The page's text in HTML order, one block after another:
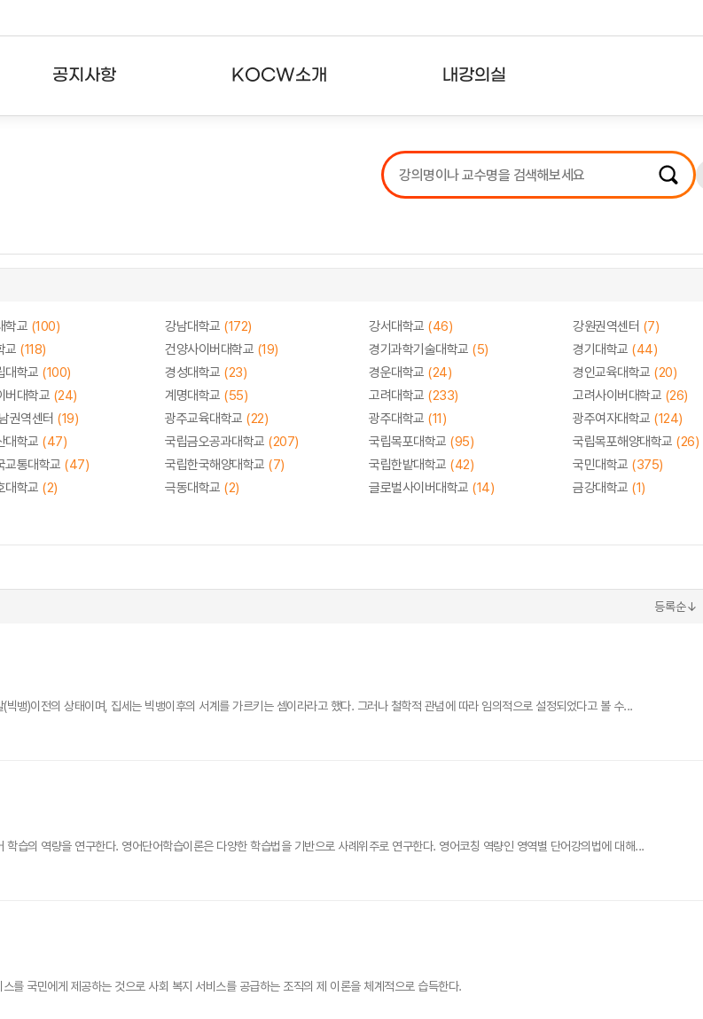
공지사항 KOCW소개 내강의실
강의리스트
수강확인증강의
학교 (100) 강남대학교 (172) 강서대학교 (46) 강원권역센터 (7)
교 (118) 건양사이버대학교 (19) 경기과학기술대학교 (5) 경기대학교 (44)
대학교 (100) 경성대학교 (23) 경운대학교 (24) 경인교육대학교 (20)
버대학교 (24) 계명대학교 (55) 고려대학교 (233) 고려사이버대학교 (26)
권역센터 (19) 광주교육대학교 (22) 광주대학교 (11) 광주여자대학교 (124)
대학교 (47) 국립금오공과대학교 (207) 국립목포대학교 (95) 국립목포해양대학교 (26)
교통대학교 (47) 국립한국해양대학교 (7) 국립한밭대학교 (42) 국민대학교 (375)
대학교 (2) 극동대학교 (2) 글로벌사이버대학교 (14) 금강대학교 (1)
등록순↓
뱅)이전의 상태이며, 집세는 빅뱅이후의 서계를 가르키는 셈이라라고 했다. 그러나 철학적 관념에 따라 임의적으로 설정되었다고 볼 수...
습의 역량을 연구한다. 영어단어학습이론은 다양한 학습법을 기반으로 사례위주로 연구한다. 영어코칭 역량인 영역별 단어강의법에 대해...
를 국민에게 제공하는 것으로 사회 복지 서비스를 공급하는 조직의 제 이론을 체계적으로 습득한다.